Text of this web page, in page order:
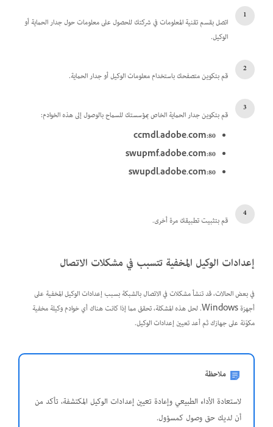
اتصل بقسم تقنية المعلومات في شركتك للحصول على معلومات حول جدار الحماية أو
الوكيل.
قم بتكوين متصفحك باستخدام معلومات الوكيل أو جدار الحماية.
قم بتكوين جدار الحماية الخاص بمؤسستك للسماح بالوصول إلى هذه الخوادم:
ccmdl.adobe.com:80
swupmf.adobe.com:80
swupdl.adobe.com:80
قم بتثبيت تطبيقك مرة أخرى.
إعدادات الوكيل المخفية تتسبب في مشكلات الاتصال
في بعض الحالات، قد تنشأ مشكلات في الاتصال بالشبكة بسبب إعدادات الوكيل المخفية على
أجهزة Windows. لحل هذه المشكلة، تحقق مما إذا كانت هناك أي خوادم وكيلة مخفية
مكوّنة على جهازك ثم أعد تعيين إعدادات الوكيل.
ملاحظة
لاستعادة الأداء الطبيعي وإعادة تعيين إعدادات الوكيل المكتشفة، تأكد من
أن لديك حق وصول كمسؤول.